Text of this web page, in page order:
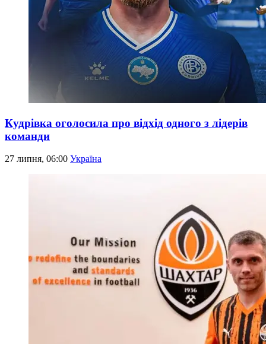
Кудрівка оголосила про відхід одного з лідерів
команди
27 липня, 06:00 Україна